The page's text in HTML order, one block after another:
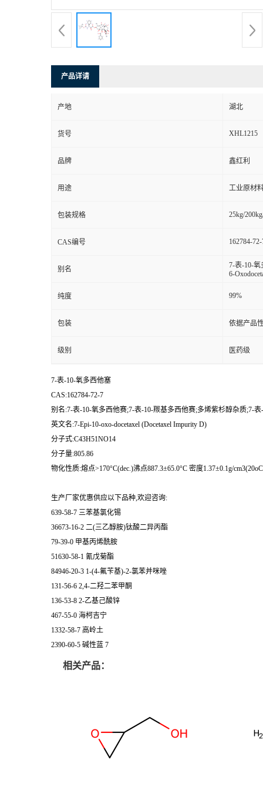
产品详请
产地 湖北
货号 XHL1215
品牌 鑫红利
用途 工业原材
包装规格 25kg/
CAS编号 162784-72-
别名
7-表-10-氧
6-
纯度 99%
包装 依据产品
级别 医药级
7-表-10-氧多西他塞
CAS:162784-72-7
别名:7-表-10-氧多西他赛;7-表-10-羰基多西他赛;多烯紫杉醇杂质;7-
英文名:7-Epi-10-oxo-docetaxel (Docetaxel Impurity D)
分子式:C43H51NO14
分子量:805.86
物化性质:熔点>170°C(dec.)沸点887.3±65.0°C 密度1.37±0.1g/
生产厂家优惠供应以下品种,欢迎咨询:
639-58-7 三苯基氯化锡
36673-16-2 二(三乙醇胺)钛酸二异丙酯
79-39-0 甲基丙烯酰胺
51630-58-1 氰戊菊酯
84946-20-3 1-(4-氟苄基)-2-氯苯并咪唑
131-56-6 2,4-二羟二苯甲酮
136-53-8 2-乙基己酸锌
467-55-0 海柯吉宁
1332-58-7 高岭土
2390-60-5 碱性蓝 7
相关产品：